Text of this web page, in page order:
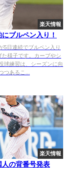
楽天情報
ブルペン入り！
5日連続でブルペン入り
た様子です。カーブやシ
球練習は、シーズンに向
つあるこ...
楽天情報
人の背番号発表